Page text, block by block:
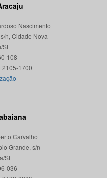
Nascimento
n, Cidade Nova
SE
108
Carvalho
Grande, s/n
SE
036